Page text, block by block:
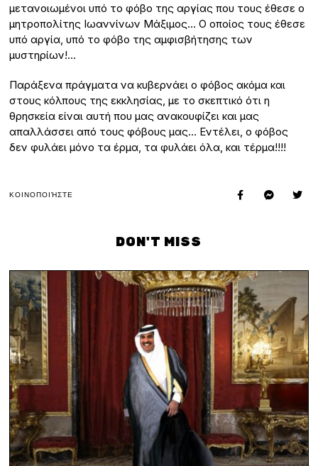
μετανοιωμένοι υπό το φόβο της αργίας που τους έθεσε ο
μητροπολίτης Ιωαννίνων Μάξιμος… Ο οποίος τους έθεσε
υπό αργία, υπό το φόβο της αμφισβήτησης των
μυστηρίων!…
Παράξενα πράγματα να κυβερνάει ο φόβος ακόμα και
στους κόλπους της εκκλησίας, με το σκεπτικό ότι η
θρησκεία είναι αυτή που μας ανακουφίζει και μας
απαλλάσσει από τους φόβους μας… Εντέλει, ο φόβος
δεν φυλάει μόνο τα έρμα, τα φυλάει όλα, και τέρμα!!!!
ΚΟΙΝΟΠΟΙΉΣΤΕ
DON'T MISS